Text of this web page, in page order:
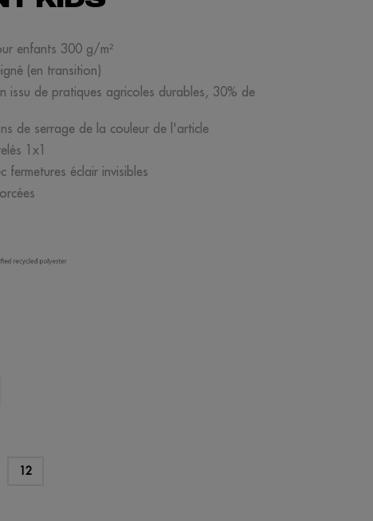
enfants 300 g/m²
(en transition)
issu de pratiques agricoles durables, 30% de
de serrage de la couleur de l'article
1x1
fermetures éclair invisibles
12